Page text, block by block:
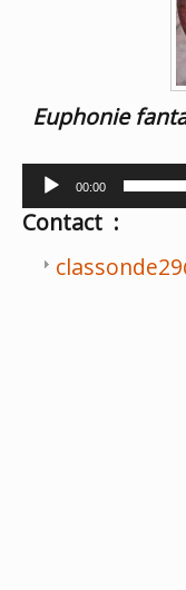
Euphonie
Lecteur
audio
00:00
Contact :